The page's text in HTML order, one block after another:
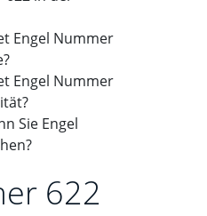
Engel Nummer
Engel Nummer
Sie Engel
622